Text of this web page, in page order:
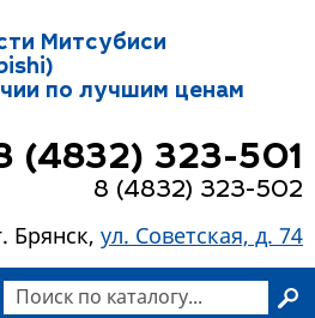
Митсубиси
по лучшим ценам
(4832) 323-501
8 (4832) 323-502
Брянск, ул. Советская, д. 74